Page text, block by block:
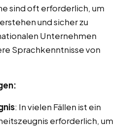
sind oft erforderlich, um
und sicher zu
Unternehmen
Sprachkenntnisse von
: In vielen Fällen ist ein
erforderlich, um